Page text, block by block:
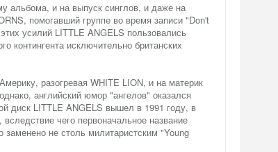
альбома, и на выпуск синглов, и даже на
помогавший группе во время записи "Don't
усилий LITTLE ANGELS пользовались
контингента исключительно британских
разогревая WHITE LION, и на материк
английский юмор "ангелов" оказался
диск LITTLE ANGELS вышел в 1991 году, в
чего первоначальное название
не столь милитаристским "Young